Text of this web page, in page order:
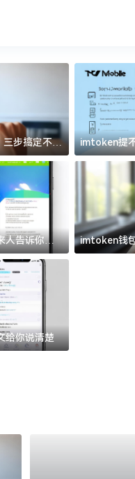
步搞定不踩
imtoken提
人告诉你门
imtoken钱
给你说清楚